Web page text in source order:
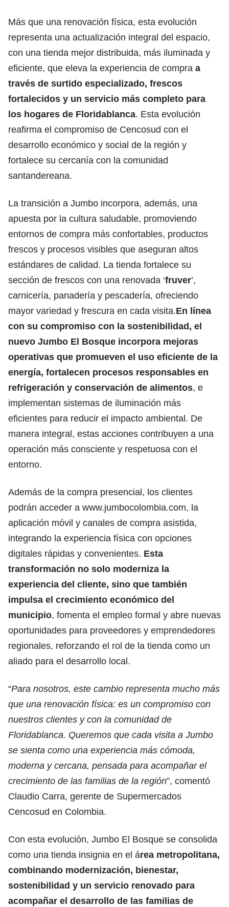
Más que una renovación física, esta evolución
representa una actualización integral del espacio,
con una tienda mejor distribuida, más iluminada y
eficiente, que eleva la experiencia de compra a
través de surtido especializado, frescos
fortalecidos y un servicio más completo para
los hogares de Floridablanca. Esta evolución
reafirma el compromiso de Cencosud con el
desarrollo económico y social de la región y
fortalece su cercanía con la comunidad
santandereana.
La transición a Jumbo incorpora, además, una
apuesta por la cultura saludable, promoviendo
entornos de compra más confortables, productos
frescos y procesos visibles que aseguran altos
estándares de calidad. La tienda fortalece su
sección de frescos con una renovada ‘fruver’,
carnicería, panadería y pescadería, ofreciendo
mayor variedad y frescura en cada visita.En línea
con su compromiso con la sostenibilidad, el
nuevo Jumbo El Bosque incorpora mejoras
operativas que promueven el uso eficiente de la
energía, fortalecen procesos responsables en
refrigeración y conservación de alimentos, e
implementan sistemas de iluminación más
eficientes para reducir el impacto ambiental. De
manera integral, estas acciones contribuyen a una
operación más consciente y respetuosa con el
entorno.
Además de la compra presencial, los clientes
podrán acceder a www.jumbocolombia.com, la
aplicación móvil y canales de compra asistida,
integrando la experiencia física con opciones
digitales rápidas y convenientes. Esta
transformación no solo moderniza la
experiencia del cliente, sino que también
impulsa el crecimiento económico del
municipio, fomenta el empleo formal y abre nuevas
oportunidades para proveedores y emprendedores
regionales, reforzando el rol de la tienda como un
aliado para el desarrollo local.
“Para nosotros, este cambio representa mucho más
que una renovación física: es un compromiso con
nuestros clientes y con la comunidad de
Floridablanca. Queremos que cada visita a Jumbo
se sienta como una experiencia más cómoda,
moderna y cercana, pensada para acompañar el
crecimiento de las familias de la región”, comentó
Claudio Carra, gerente de Supermercados
Cencosud en Colombia.
Con esta evolución, Jumbo El Bosque se consolida
como una tienda insignia en el área metropolitana,
combinando modernización, bienestar,
sostenibilidad y un servicio renovado para
acompañar el desarrollo de las familias de